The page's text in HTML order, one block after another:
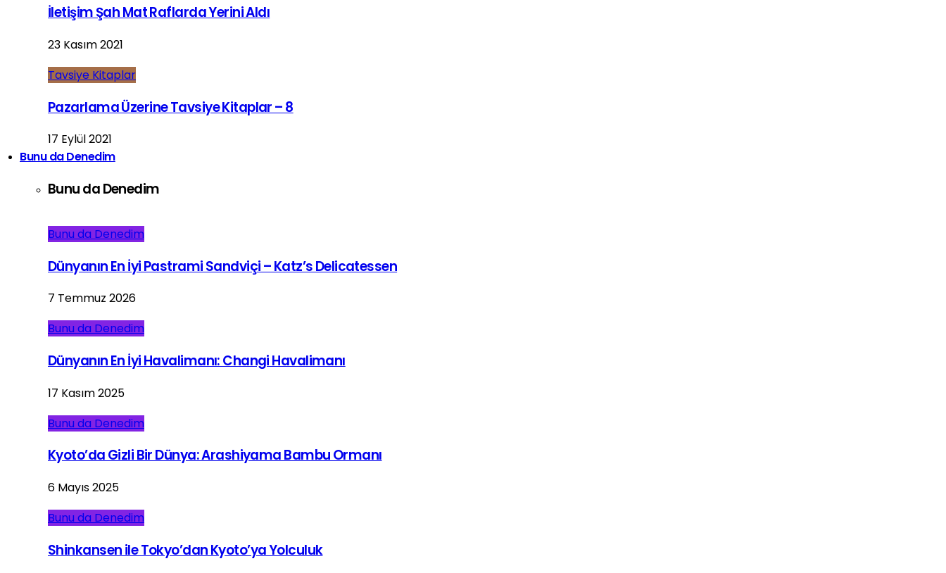
İletişim Şah Mat Raflarda Yerini Aldı
23 Kasım 2021
Tavsiye Kitaplar
Pazarlama Üzerine Tavsiye Kitaplar – 8
17 Eylül 2021
Bunu da Denedim
Bunu da Denedim
Bunu da Denedim
Dünyanın En İyi Pastrami Sandviçi – Katz’s Delicatessen
7 Temmuz 2026
Bunu da Denedim
Dünyanın En İyi Havalimanı: Changi Havalimanı
17 Kasım 2025
Bunu da Denedim
Kyoto’da Gizli Bir Dünya: Arashiyama Bambu Ormanı
6 Mayıs 2025
Bunu da Denedim
Shinkansen ile Tokyo’dan Kyoto’ya Yolculuk